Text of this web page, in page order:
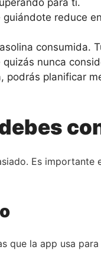
reduce
consumida.
nunca
podrás planificar
Es
que la app usa